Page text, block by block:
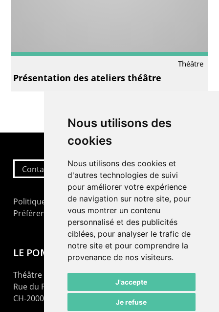
Nous utilisons des
cookies
Nous utilisons des cookies et
d'autres technologies de suivi
pour améliorer votre expérience
de navigation sur notre site, pour
vous montrer un contenu
personnalisé et des publicités
ciblées, pour analyser le trafic de
notre site et pour comprendre la
provenance de nos visiteurs.
J'accepte
Je refuse
Théâtre
Présentation des ateliers théâtre
Contactez-nous
Politique de confidentialité
Préférences cookies
LE POMMIER
Théâtre – Centre Culturel Neuchâtelois
Rue du Pommier 9
CH-2000 Neuchâtel